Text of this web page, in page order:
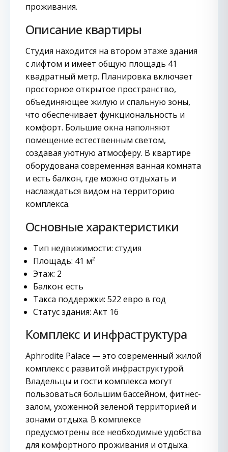
проживания.
Описание квартиры
Студия находится на втором этаже здания
с лифтом и имеет общую площадь 41
квадратный метр. Планировка включает
просторное открытое пространство,
объединяющее жилую и спальную зоны,
что обеспечивает функциональность и
комфорт. Большие окна наполняют
помещение естественным светом,
создавая уютную атмосферу. В квартире
оборудована современная ванная комната
и есть балкон, где можно отдыхать и
наслаждаться видом на территорию
комплекса.
Основные характеристики
Тип недвижимости: студия
Площадь: 41 м²
Этаж: 2
Балкон: есть
Такса поддержки: 522 евро в год
Статус здания: Акт 16
Комплекс и инфраструктура
Aphrodite Palace — это современный жилой
комплекс с развитой инфраструктурой.
Владельцы и гости комплекса могут
пользоваться большим бассейном, фитнес-
залом, ухоженной зеленой территорией и
зонами отдыха. В комплексе
предусмотрены все необходимые удобства
для комфортного проживания и отдыха.